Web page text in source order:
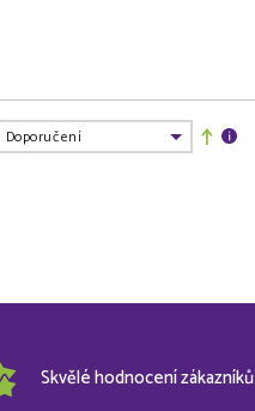
Skvělé hodnocení zákazníků